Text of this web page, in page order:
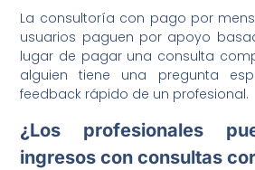
La consultoría con pago por
usuarios paguen por apoyo
lugar de pagar una consulta
alguien tiene una pregunta
feedback rápido de un profesional.
¿Los profesionales
ingresos con consultas